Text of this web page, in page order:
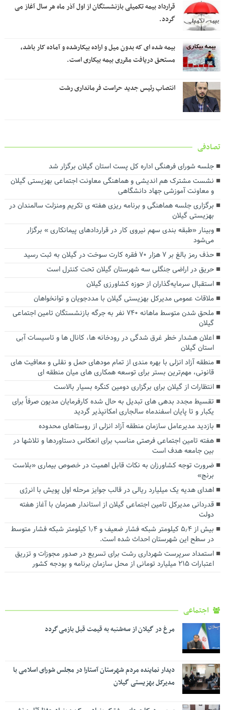
قرارداد بیمه تکمیلی بازنشستگان از اول آذر ماه هر سال آغاز می
گردد.
بیمه شده ای که بدون میل و اراده بیکارشده و آماده کار باشد،
مستحق دریافت مقرری بیمه بیکاری است.
انتصاب رئیس جدید حراست فرمانداری رشت
تصادفی
جلسه شورای فرهنگی اداره کل پست استان گیلان برگزار شد
نشست مشترک هم اندیشی و هماهنگی معاونت اجتماعی بهزیستی گیلان
و معاونت آموزشی جهاد دانشگاهی
برگزاری جلسه هماهنگی و برنامه ریزی هفته ی تکریم ومنزلت سالمندان در
بهزیستی گیلان
وبینار «طبقه بندی سهم نیروی کار در قراردادهای پیمانکاری » برگزار
می‌شود
حذف رمز بالغ بر ۷ هزار ۷۰ فقره کارت سوخت در گیلان به ثبت رسید
حریق در اراضی جنگلی سه شهرستان گیلان تحت کنترل است
استقبال سرمایه‌گذاران از حوزه کشاورزی گیلان
ملاقات عمومی مدیرکل بهزیستی گیلان با مددجویان و توانخواهان
ملحق شدن متوسط ماهانه ۷۴۰ نفر به جرگه بازنشستگان تامین اجتماعی
گیلان
اعلان هشدار خطر غرق شدگی در رودخانه ها، کانال ها و تاسیسات آبی
استان گیلان
منطقه آزاد انزلی با بهره مندی از تمام مودهای حمل و نقلی و معافیت های
قانونی، مهم‌ترین بستر برای توسعه همکاری های میان منطقه ای
انتظارات از گیلان برای برگزاری دومین کنگره بسیار بالاست
تقسیط مجدد بدهی های تبدیل به حال شده کارفرمایان مدیون صرفاً برای
یکبار و تا پایان اسفندماه سالجاری امکانپذیر گردید
بازدید مدیرعامل سازمان منطقه آزاد انزلی از روستاهای محدوده
هفته تامین اجتماعی فرصتی مناسب برای انعکاس دستاوردها و تلاشها در
بین جامعه هدف است
ضرورت توجه کشاورزان به نکات قابل اهمیت در خصوص بیماری «بلاست
برنج»
اهدای هدیه یک میلیارد ریالی در قالب جوایز مرحله اول پویش با انرژی
قدردانی مدیرکل تامین اجتماعی گیلان از استاندار همزمان با آغاز هفته
دولت
بیش از ۵٫۴ کیلومتر شبکه فشار ضعیف و ۱٫۴ کیلومتر شبکه فشار متوسط
در سطح این شهرستان احداث شده است.
استمداد سرپرست شهرداری رشت برای تسریع در صدور مجوزات و تزریق
اعتبارات ۲۱۵ میلیارد تومانی از محل سازمان برنامه و بودجه کشور
اجتماعی
مرغ در گیلان از سه‌شنبه به قیمت قبل بازمی گردد
دیدار نماینده مردم شهرستان آستارا در مجلس شورای اسلامی با
مدیرکل بهزیستی گیلان